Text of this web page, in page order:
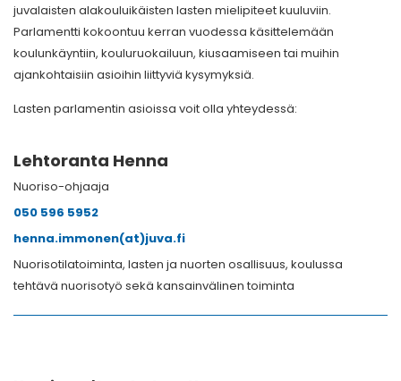
juvalaisten alakouluikäisten lasten mielipiteet kuuluviin.
Parlamentti kokoontuu kerran vuodessa käsittelemään
koulunkäyntiin, kouluruokailuun, kiusaamiseen tai muihin
ajankohtaisiin asioihin liittyviä kysymyksiä.
Lasten parlamentin asioissa voit olla yhteydessä:
Lehtoranta Henna
Nuoriso-ohjaaja
050 596 5952
henna.immonen(at)juva.fi
Nuorisotilatoiminta, lasten ja nuorten osallisuus, koulussa
tehtävä nuorisotyö sekä kansainvälinen toiminta